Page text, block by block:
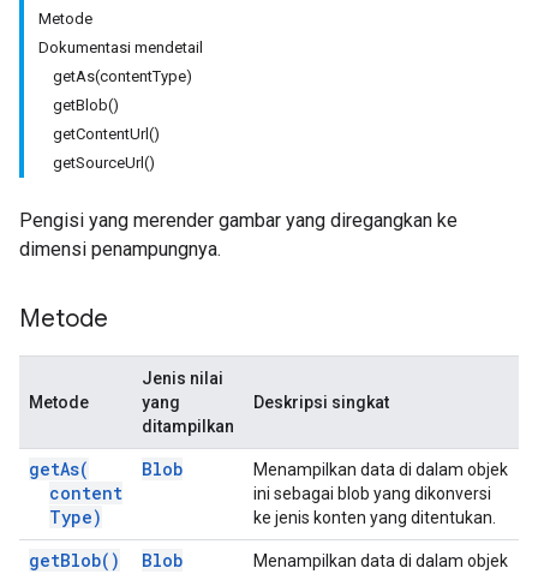
Metode
Dokumentasi mendetail
getAs(contentType)
getBlob()
getContentUrl()
getSourceUrl()
Pengisi yang merender gambar yang diregangkan ke
dimensi penampungnya.
Metode
Metode
Jenis nilai
yang
ditampilkan
Deskripsi singkat
getAs(
content
Type)
Blob
Menampilkan data di dalam objek
ini sebagai blob yang dikonversi
ke jenis konten yang ditentukan.
getBlob( ) Blob
Menampilkan data di dalam objek